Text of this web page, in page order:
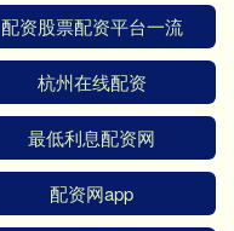
配资股票配资平台一流
杭州在线配资
最低利息配资网
配资网app